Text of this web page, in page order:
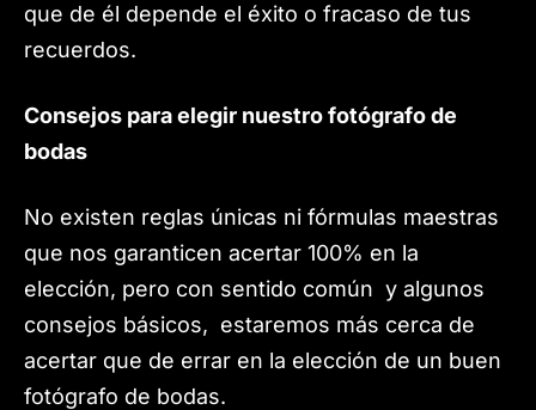
que de él depende el éxito o fracaso de tus
recuerdos.
Consejos para elegir nuestro fotógrafo de
bodas
No existen reglas únicas ni fórmulas maestras
que nos garanticen acertar 100% en la
elección, pero con sentido común y algunos
consejos básicos, estaremos más cerca de
acertar que de errar en la elección de un buen
fotógrafo de bodas.